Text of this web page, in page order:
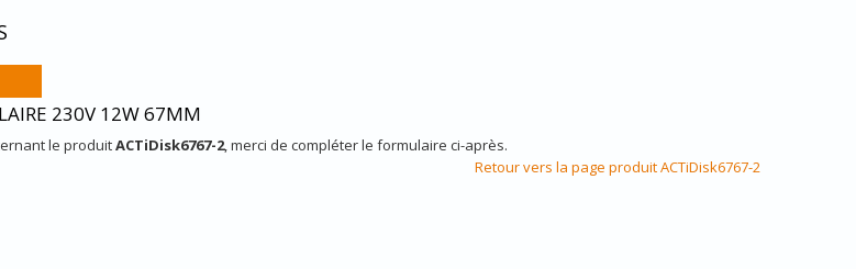
230V 12W 67MM
le produitACTiDisk6767-2, merci de compléter le formulaire ci-après.
Retour vers la page produit ACTiDisk6767-2